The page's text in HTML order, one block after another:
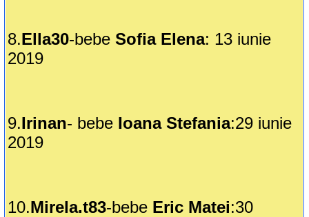
8.Ella30-bebeSofia Elena: 13 iunie
2019
9.Irinan- bebe Ioana Stefania:29 iunie
2019
10.Mirela.t83-bebe Eric Matei:30